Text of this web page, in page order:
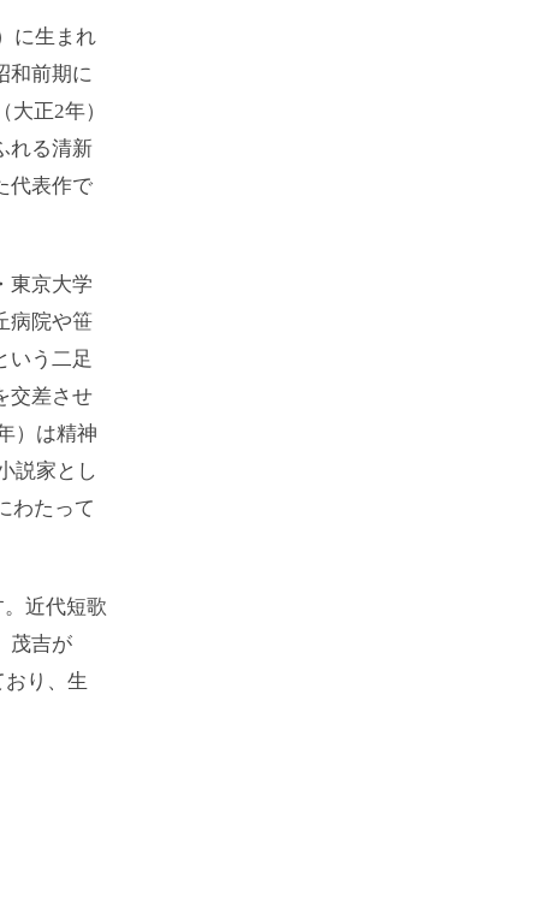
に生まれ
和前期に
正2年）
れる清新
代表作で
東京大学
病院や笹
いう二足
交差させ
）は精神
説家とし
わたって
近代短歌
茂吉が
り、生